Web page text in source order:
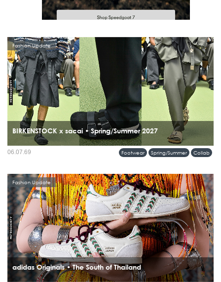
BIRKENSTOCK x sacai • Spring/Summer 2027
เปิดตัวความร่วมมือครั้งแรกบนรันเวย์ sacai Men’s Spring & Summer 2027
Collection กับคอลเลคชั่นที่นำรองเท้าระดับไอคอนของ BIRKENSTOCK มารื้อสร้าง
Fashion Update
Footwear Spring/Summer Collab
06.07.69
adidas Originals • The South of Thailand
Fashion Update